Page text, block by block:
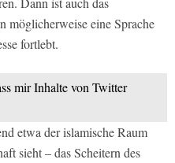
möglicherweise eine Sprache
fortlebt.
mir Inhalte von Twitter
etwa der islamische Raum
sieht – das Scheitern des